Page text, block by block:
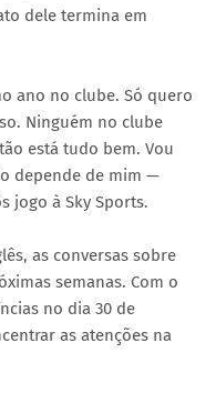
dele termina em
ano no clube. Só quero
Ninguém no clube
está tudo bem. Vou
depende de mim —
jogo à Sky Sports.
as conversas sobre
semanas. Com o
no dia 30 de
as atenções na